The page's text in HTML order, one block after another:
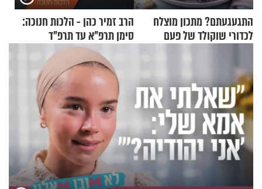
התגעגעתם? מתכון מוצלח
לכדורי שוקולד של פעם
הרב זמיר כהן - הלכות חנוכה:
סימן תרפ"א עד תרפ"ד